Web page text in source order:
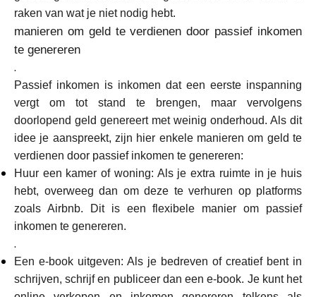
Financiering krijgen
ask@scrambleup.com
+372 712 2955
raken van wat je niet nodig hebt.
manieren om geld te verdienen door passief inkomen
te genereren
.
Passief inkomen is inkomen dat een eerste inspanning
vergt om tot stand te brengen, maar vervolgens
doorlopend geld genereert met weinig onderhoud. Als dit
idee je aanspreekt, zijn hier enkele manieren om geld te
verdienen door passief inkomen te genereren:
Huur een kamer of woning: Als je extra ruimte in je huis
hebt, overweeg dan om deze te verhuren op platforms
zoals Airbnb. Dit is een flexibele manier om passief
inkomen te genereren.
.
Een e-book uitgeven: Als je bedreven of creatief bent in
schrijven, schrijf en publiceer dan een e-book. Je kunt het